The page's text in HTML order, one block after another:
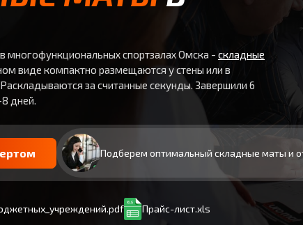
многофункциональных спортзалах Омска - складные
виде компактно размещаются у стены или в
за считанные секунды. Завершили 6
дней.
Подберем оптимальный складные маты и
Прайс-лист.xls